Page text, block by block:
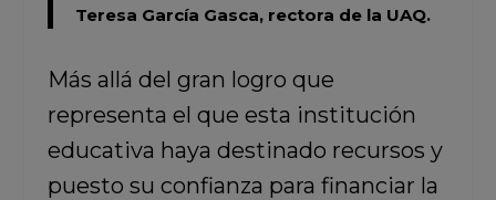
Teresa García Gasca,rectora de la UAQ.
Más allá del gran logro que
representa el que esta institución
educativa haya destinado recursos y
puesto su confianza para financiar la